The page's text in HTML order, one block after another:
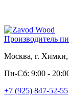
Производитель
Москва, г. Химки,
Пн-Сб: 9:00 -
+7 (925) 847-52-55